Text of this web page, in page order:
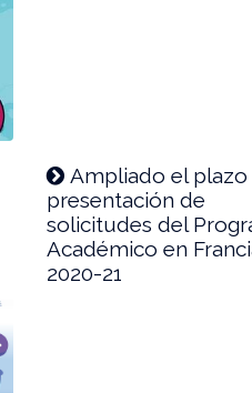
Ampliado el plazo
presentación de
solicitudes del
Académico en
2020-21